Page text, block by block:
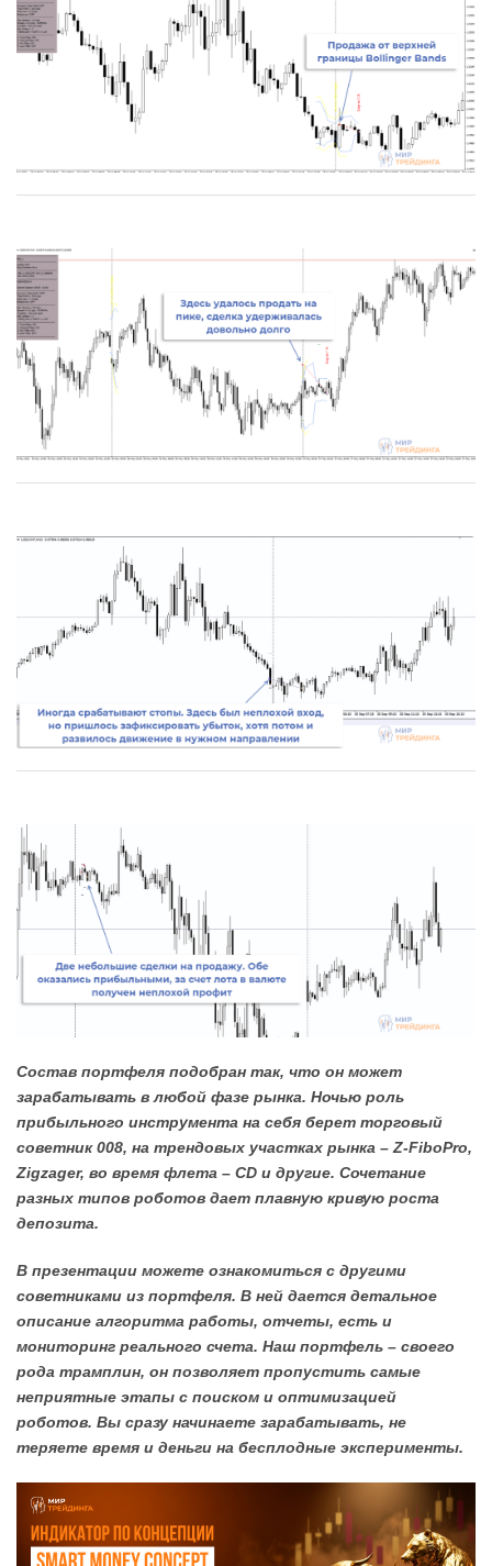
Состав портфеля подобран так, что он может
зарабатывать в любой фазе рынка. Ночью роль
прибыльного инструмента на себя берет торговый
советник 008, на трендовых участках рынка – Z-FiboPro,
Zigzager, во время флета – CD и другие. Сочетание
разных типов роботов дает плавную кривую роста
депозита.
В презентации можете ознакомиться с другими
советниками из портфеля. В ней дается детальное
описание алгоритма работы, отчеты, есть и
мониторинг реального счета. Наш портфель – своего
рода трамплин, он позволяет пропустить самые
неприятные этапы с поиском и оптимизацией
роботов. Вы сразу начинаете зарабатывать, не
теряете время и деньги на бесплодные эксперименты.